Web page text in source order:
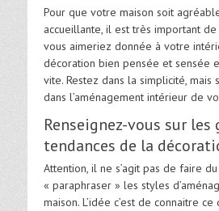
Pour que votre maison soit
accueillante, il est très important
vous aimeriez donnée à votre
décoration bien pensée et sensée
vite. Restez dans la simplicité,
dans l’aménagement intérieur de
Renseignez-vous sur les
tendances de la
Attention, il ne s’agit pas de faire
« paraphraser » les styles
maison. L’idée c’est de connaitre